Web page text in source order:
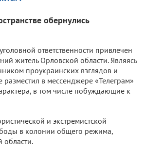
обернулись
ответственности привлечен
житель Орловской области. Являясь
проукраинских взглядов и
в мессенджере «Телеграм»
в том числе побуждающие к
и экстремистской
в колонии общего режима,